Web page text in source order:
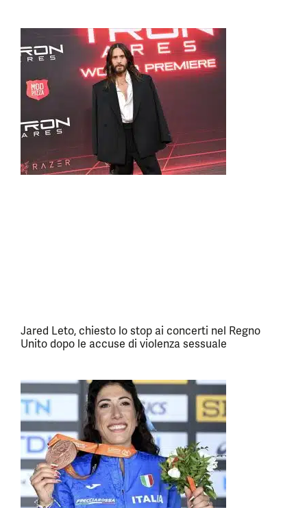
Jared Leto, chiesto lo stop ai concerti nel Regno
Unito dopo le accuse di violenza sessuale